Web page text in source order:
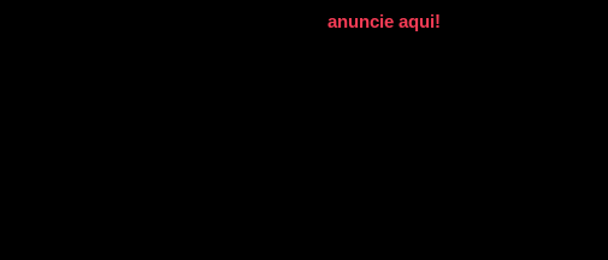
anuncie aqui!